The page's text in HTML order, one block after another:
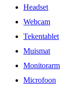
Headset
Webcam
Tekentablet
Muismat
Monitorarm
Microfoon